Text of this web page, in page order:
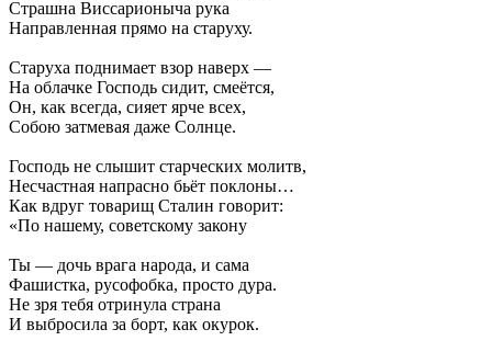
Страшна Виссарионыча рука
Направленная прямо на старуху.
Старуха поднимает взор наверх —
На облачке Господь сидит, смеётся,
Он, как всегда, сияет ярче всех,
Собою затмевая даже Солнце.
Господь не слышит старческих молитв,
Несчастная напрасно бьёт поклоны…
Как вдруг товарищ Сталин говорит:
«По нашему, советскому закону
Ты — дочь врага народа, и сама
Фашистка, русофобка, просто дура.
Не зря тебя отринула страна
И выбросила за борт, как окурок.